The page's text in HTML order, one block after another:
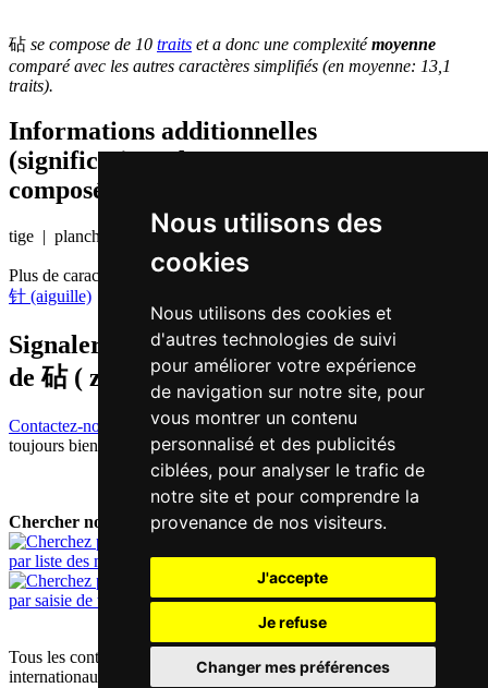
Nous utilisons des
cookies
Nous utilisons des cookies et
d'autres technologies de suivi
pour améliorer votre expérience
de navigation sur notre site, pour
vous montrer un contenu
personnalisé et des publicités
ciblées, pour analyser le trafic de
notre site et pour comprendre la
provenance de nos visiteurs.
J'accepte
Je refuse
Changer mes préférences
砧 se compose de 10 traits et a donc une complexitémoyenne
comparé avec les autres caractères simplifiés (en moyenne: 13,1
traits).
Informations additionnelles
(significations de composants, mots
composés etc.)
tige | planche à découper
Plus de caractères qui se prononcent
针 (aiguille)
Signaler traduction fausse ou manquante
de砧 ( zam / zam1 )
Contactez-nous!
Votre feedback et critique constructive seront
toujours bienvenus.
Chercher nouveau mot:
par liste des mots
par saisie de texte
Tous les contenus sont protégés par les droits d'auteur allemands et
internationaux |
mentions obligatoires / contact|déclaration de